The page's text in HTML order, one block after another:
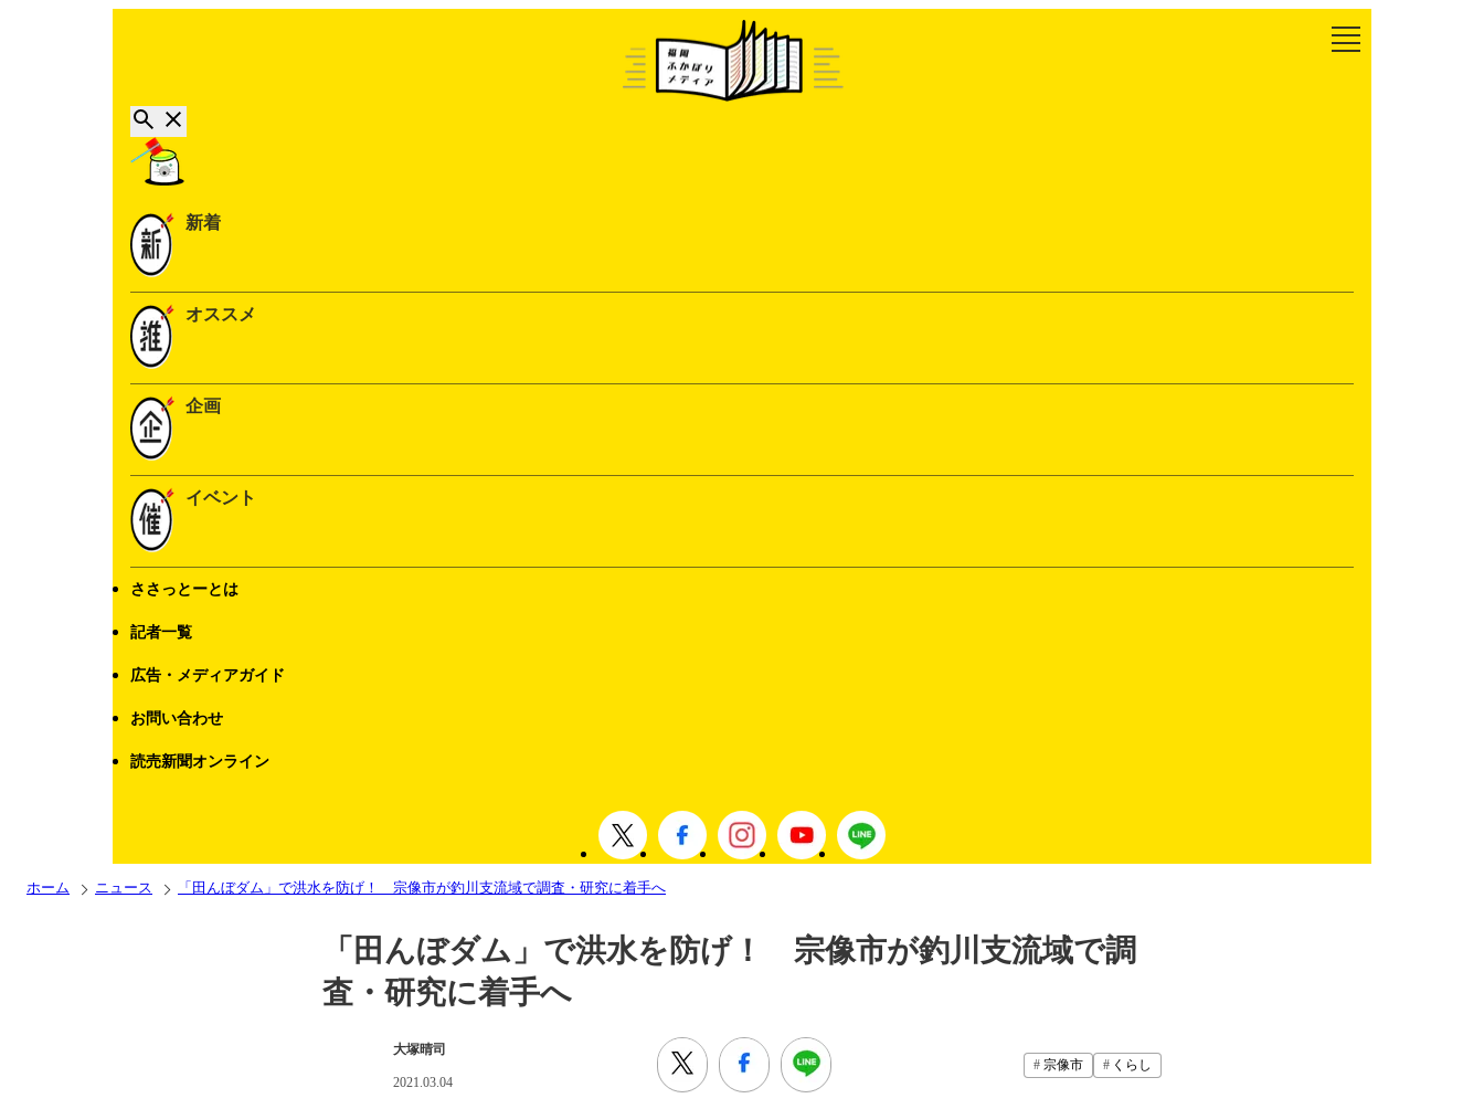
新着
オススメ
企画
イベント
ささっとーとは
記者一覧
広告・メディアガイド
お問い合わせ
読売新聞オンライン
ホーム ニュース 「田んぼダム」で洪水を防げ！ 宗像市が釣川支流域で調査・研究に着手へ
「田んぼダム」で洪水を防げ！ 宗像市が釣川支流域で調
査・研究に着手へ
大塚晴司
2021.03.04
宗像市 くらし